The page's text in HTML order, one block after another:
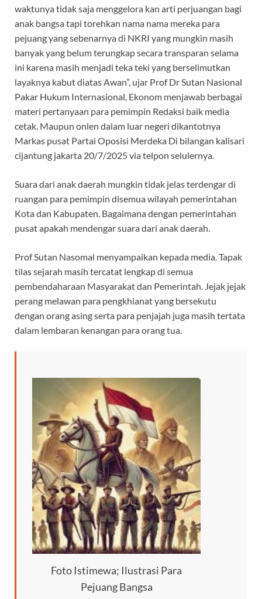
waktunya tidak saja menggelora kan arti perjuangan bagi
anak bangsa tapi torehkan nama nama mereka para
pejuang yang sebenarnya di NKRI yang mungkin masih
banyak yang belum terungkap secara transparan selama
ini karena masih menjadi teka teki yang berselimutkan
layaknya kabut diatas Awan”, ujar Prof Dr Sutan Nasional
Pakar Hukum Internasional, Ekonom menjawab berbagai
materi pertanyaan para pemimpin Redaksi baik media
cetak. Maupun onlen dalam luar negeri dikantotnya
Markas pusat Partai Oposisi Merdeka Di bilangan kalisari
cijantung jakarta 20/7/2025 via telpon selulernya.
Suara dari anak daerah mungkin tidak jelas terdengar di
ruangan para pemimpin disemua wilayah pemerintahan
Kota dan Kabupaten. Bagaimana dengan pemerintahan
pusat apakah mendengar suara dari anak daerah.
Prof Sutan Nasomal menyampaikan kepada media. Tapak
tilas sejarah masih tercatat lengkap di semua
pembendaharaan Masyarakat dan Pemerintah. Jejak jejak
perang melawan para pengkhianat yang bersekutu
dengan orang asing serta para penjajah juga masih tertata
dalam lembaran kenangan para orang tua.
Foto Istimewa; Ilustrasi Para
Pejuang Bangsa